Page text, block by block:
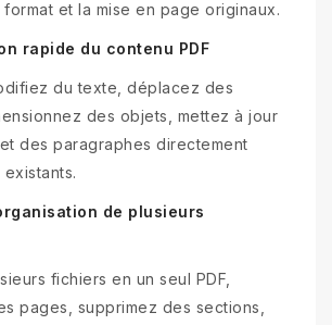
et la mise en page originaux.
rapide du contenu PDF
du texte, déplacez des
des objets, mettez à jour
des paragraphes directement
de plusieurs
fichiers en un seul PDF,
pages, supprimez des sections,